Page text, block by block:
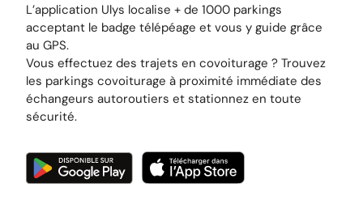
L’application Ulys localise + de 1000 parkings
acceptant le badge télépéage et vous y guide grâce
au GPS.
Vous effectuez des trajets en covoiturage ? Trouvez
les parkings covoiturage à proximité immédiate des
échangeurs autoroutiers et stationnez en toute
sécurité.